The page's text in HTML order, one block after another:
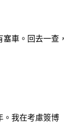
車。回去一查，
。我在考慮簽博